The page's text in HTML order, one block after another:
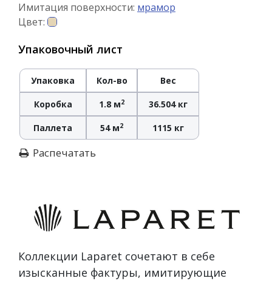
Имитация поверхности: мрамор
Цвет:
Упаковочный лист
Упаковка Кол-во Вес
Коробка 1.8 м2 36.504 кг
Паллета 54 м2 1115 кг
Распечатать
Коллекции Laparet сочетают в себе
изысканные фактуры, имитирующие